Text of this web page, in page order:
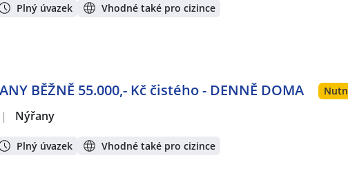
Plný úvazek Vhodné také pro cizince
BĚŽNĚ 55.000,- Kč čistého - DENNĚ DOMA
| Nýřany
Plný úvazek Vhodné také pro cizince